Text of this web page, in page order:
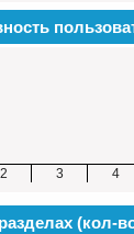
2 3 4
(кол-